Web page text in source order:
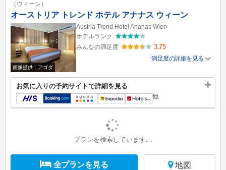
（ウィーン）
オーストリア トレンド ホテル アナナス ウィーン
画像提供：アゴダ
Austria Trend Hotel Ananas Wien
ホテルランク
みんなの満足度
3.75
満足度の詳細を見る
お気に入りの予約サイトで詳細を見る
他
プランを検索しています…
全プランを見る 地図